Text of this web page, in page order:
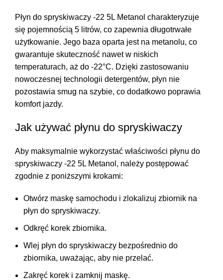
Płyn do spryskiwaczy -22 5L Metanol charakteryzuje
się pojemnością 5 litrów, co zapewnia długotrwałe
użytkowanie. Jego baza oparta jest na metanolu, co
gwarantuje skuteczność nawet w niskich
temperaturach, aż do -22°C. Dzięki zastosowaniu
nowoczesnej technologii detergentów, płyn nie
pozostawia smug na szybie, co dodatkowo poprawia
komfort jazdy.
Jak używać płynu do spryskiwaczy
Aby maksymalnie wykorzystać właściwości płynu do
spryskiwaczy -22 5L Metanol, należy postępować
zgodnie z poniższymi krokami:
Otwórz maskę samochodu i zlokalizuj zbiornik na
płyn do spryskiwaczy.
Odkręć korek zbiornika.
Wlej płyn do spryskiwaczy bezpośrednio do
zbiornika, uważając, aby nie przelać.
Zakręć korek i zamknij maskę.